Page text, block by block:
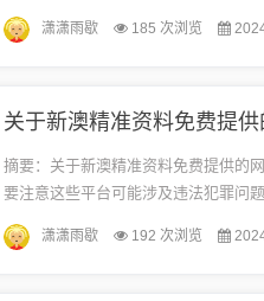
域。该木地板还可提供良好的脚感和
潇潇雨歇 185 次浏览
摘要：关于新澳精准资料免费提供的
要注意这些平台可能涉及违法犯罪问
信息，避免陷入非法赌博或其他违法
准...
潇潇雨歇 192 次浏览